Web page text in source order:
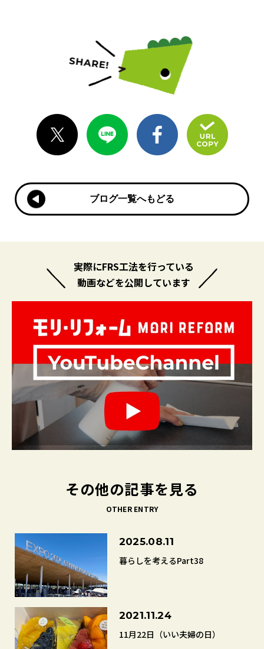
ブログ一覧へもどる
ブログ一覧へもどる
実際にFRS工法を行っている
動画などを公開しています
その他の記事を見る
OTHER ENTRY
2025.08.11
暮らしを考えるPart38
2021.11.24
11月22日（いい夫婦の日）